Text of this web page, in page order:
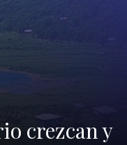
crezcan y